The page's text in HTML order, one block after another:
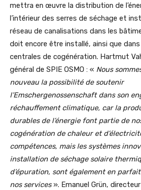
mettra en œuvre la distribution de
l’intérieur des serres de séchage et
réseau de canalisations dans les
doit encore être installé, ainsi que dans
centrales de cogénération. Hartmut
général de SPIE OSMO : « Nous
nouveau la possibilité de soutenir
l’Emschergenossenschaft dans son
réchauffement climatique, car la
durables de l’énergie font partie de
cogénération de chaleur et
compétences, mais les systèmes
installation de séchage solaire
d’épuration, sont également en
nos services». Emanuel Grün,